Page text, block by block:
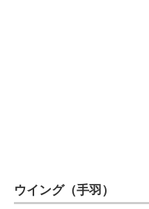
ウイング（手羽）